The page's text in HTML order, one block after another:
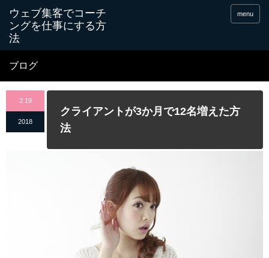
menu
ブログ
2.19
2018
クライアントが3か月で12名増えた方
法